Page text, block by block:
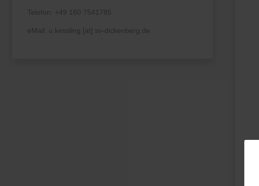
Telefon: +49 160 7541785
eMail: u.kessling [at] sv-dickenberg.de